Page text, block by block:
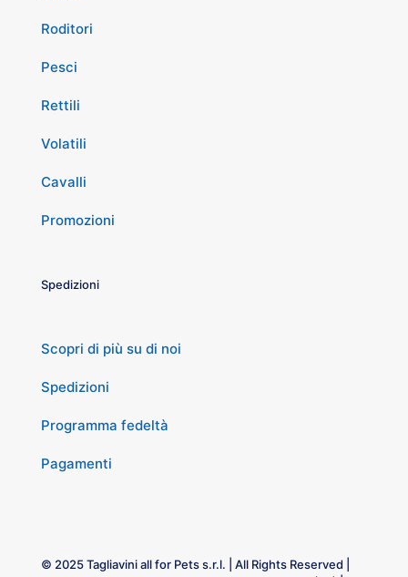
Roditori
Pesci
Rettili
Volatili
Cavalli
Promozioni
Spedizioni
Scopri di più su di noi
Spedizioni
Programma fedeltà
Pagamenti
© 2025 Tagliavini all for Pets s.r.l. | All Rights Reserved |